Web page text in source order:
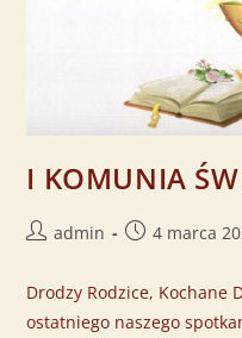
I KOMUNIA
admin 4 marca
Drodzy Rodzice, Kochane
ostatniego naszego